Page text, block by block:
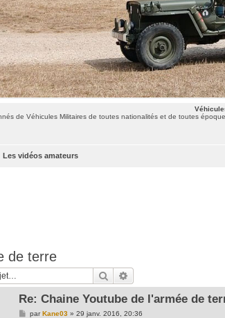
de Véhicules Militaires de toutes nationalités et de toutes
Les vidéos amateurs
de terre
Rechercher
Re: Chaine Youtube de l'armée de
MparKane03» 29 janv. 2016, 20:36